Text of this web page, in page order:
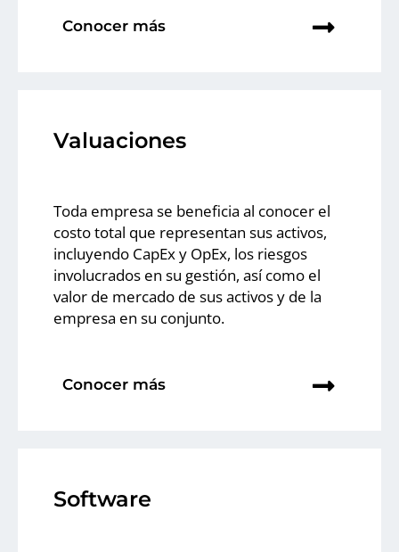
Conocer más
Valuaciones
Toda empresa se beneficia al conocer el
costo total que representan sus activos,
incluyendo CapEx y OpEx, los riesgos
involucrados en su gestión, así como el
valor de mercado de sus activos y de la
empresa en su conjunto.
Conocer más
Software